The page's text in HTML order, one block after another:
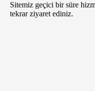
Sitemiz geçici bir süre
tekrar ziyaret ediniz.